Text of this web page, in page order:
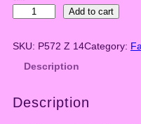
7
Add to cart
SKU: P572 Z 14Category:
Description
Description